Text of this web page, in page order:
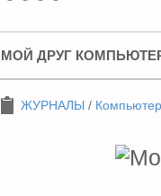
МОЙ ДРУГ
ЖУРНАЛЫ /